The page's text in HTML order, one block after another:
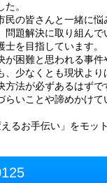
た。
の皆さんと一緒に悩
問題解決に取り組んで
士を目指しています。
が困難と思われる事件
、少なくとも現状より
方法が必ずあるはずで
らいことや諦めかけて
るお手伝い」をモッ